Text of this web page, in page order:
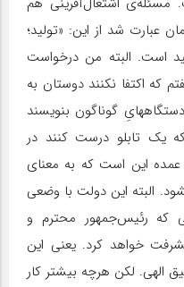
عبارت شد از این: «تولید؛
است. البته من درخواست
که اکتفا نکنند دوستان به
گوناگون بنویسند
یک تابلو درست کنند در
عمده این است که به معنای
البته این دولت با وضعی
که رئیس‌جمهور محترم و
خواهد کرد. یعنی این
الهی. لکن هرچه بیشتر کار